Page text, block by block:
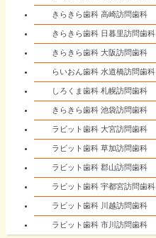
きらきら歯科 高崎訪問歯科
きらきら歯科 日暮里訪問歯科
きらきら歯科 大阪訪問歯科
らいおん歯科 水道橋訪問歯科
しろくま歯科 札幌訪問歯科
きらきら歯科 池袋訪問歯科
ラビット歯科 大宮訪問歯科
ラビット歯科 草加訪問歯科
ラビット歯科 郡山訪問歯科
ラビット歯科 宇都宮訪問歯科
ラビット歯科 川越訪問歯科
ラビット歯科 市川訪問歯科